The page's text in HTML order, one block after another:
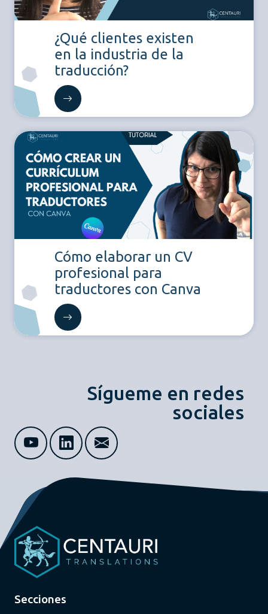
¿Qué clientes existen
en la industria de la
traducción?
Cómo elaborar un CV
profesional para
traductores con Canva
Sígueme en redes
sociales
Secciones